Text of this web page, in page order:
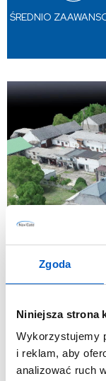
Zgoda
Niniejsza strona
Wykorzystujemy
i reklam, aby
analizować ruch
ŚREDNIO
Pix4D –
3D z drona
Kraków